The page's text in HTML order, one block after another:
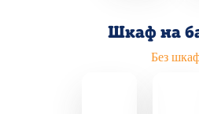
Шкаф на
Без